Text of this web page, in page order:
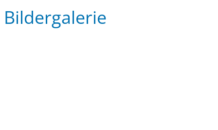
Bildergalerie